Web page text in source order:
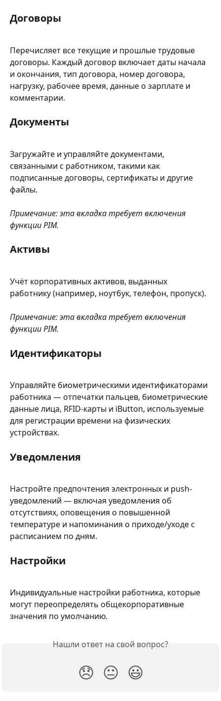
Договоры
Перечисляет все текущие и прошлые трудовые
договоры. Каждый договор включает даты начала
и окончания, тип договора, номер договора,
нагрузку, рабочее время, данные о зарплате и
комментарии.
Документы
Загружайте и управляйте документами,
связанными с работником, такими как
подписанные договоры, сертификаты и другие
файлы.
Примечание: эта вкладка требует включения
функции PIM.
Активы
Учёт корпоративных активов, выданных
работнику (например, ноутбук, телефон, пропуск).
Примечание: эта вкладка требует включения
функции PIM.
Идентификаторы
Управляйте биометрическими идентификаторами
работника — отпечатки пальцев, биометрические
данные лица, RFID-карты и iButton, используемые
для регистрации времени на физических
устройствах.
Уведомления
Настройте предпочтения электронных и push-
уведомлений — включая уведомления об
отсутствиях, оповещения о повышенной
температуре и напоминания о приходе/уходе с
расписанием по дням.
Настройки
Индивидуальные настройки работника, которые
могут переопределять общекорпоративные
значения по умолчанию.
Нашли ответ на свой вопрос?
😞 😐 😃